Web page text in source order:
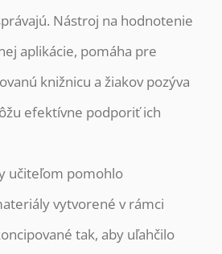
Nástroj na hodnotenie
aplikácie, pomáha pre
knižnicu a žiakov pozýva
efektívne podporiť ich
učiteľom pomohlo
vytvorené v rámci
tak, aby uľahčilo